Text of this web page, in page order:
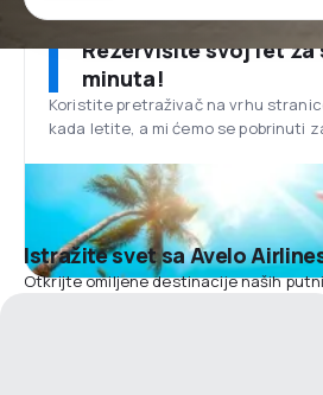
Rezervišite svoj let za
minuta!
Koristite pretraživač na vrhu
kada letite, a mi ćemo se pobrinuti
Istražite svet sa Avelo
Otkrijte omiljene destinacije naših